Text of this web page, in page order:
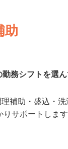
助
務シフトを選
補助・盛込・
りサポートしま